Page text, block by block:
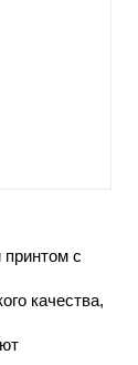
с
качества,